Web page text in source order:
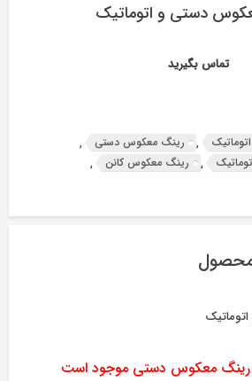
دستی و اتوماتیک
تماس بگیرید
, رینگ معکوس دستی
,
, رینگ معکوس کانن
,
رینگ معکوس دستی موجود است